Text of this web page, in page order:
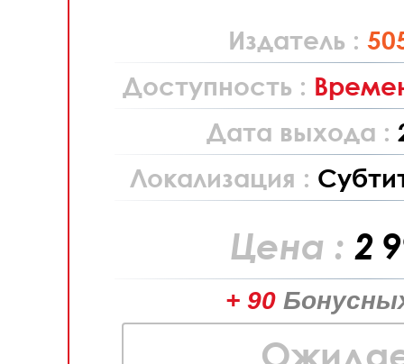
Издатель :
Доступность :
Дата выхода :
Локализация :
Цена : 2
+ 90